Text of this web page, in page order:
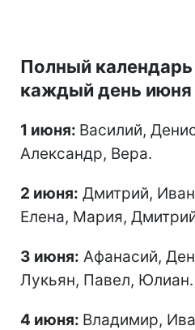
Полный
каждый день июня
1 июня: Василий,
Александр, Вера.
2 июня: Дмитрий,
Елена, Мария,
3 июня: Афанасий,
Лукьян, Павел, Юлиан.
4 июня: Владимир,